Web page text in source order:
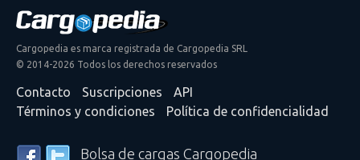
Cargopedia es marca registrada de Cargopedia SRL
© 2014-2026 Todos los derechos reservados
Contacto Suscripciones
API
Términos y condiciones
Política de confidencialidad
Bolsa de cargas Cargopedia